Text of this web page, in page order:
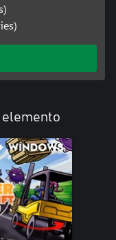
elemento